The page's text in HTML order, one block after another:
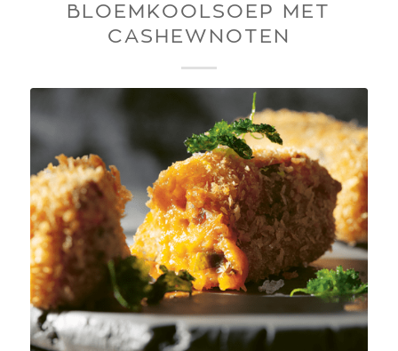
BLOEMKOOLSOEP MET
CASHEWNOTEN